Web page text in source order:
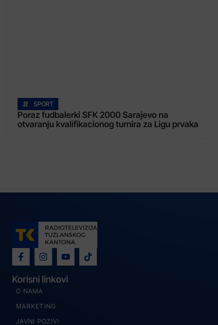
SPORT
Poraz fudbalerki SFK 2000 Sarajevo na
otvaranju kvalifikacionog turnira za Ligu prvaka
Korisni linkovi
O NAMA
MARKETING
JAVNI POZIVI